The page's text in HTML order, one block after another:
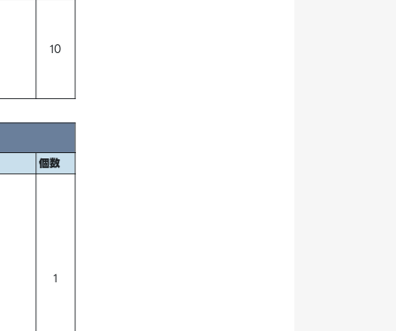
10
個数
1